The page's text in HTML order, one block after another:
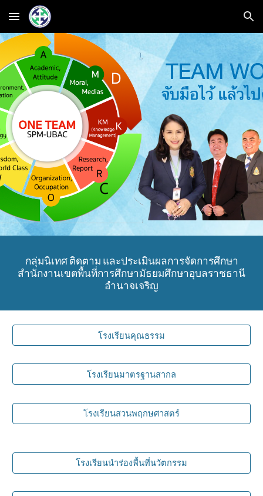
Skip to main content Skip to navigation
กลุ่มนิเทศ ติดตาม และประเมินผลการจัดการศึกษา
สำนักงานเขตพื้นที่การศึกษามัธยมศึกษาอุบลราชธานี
อำนาจเจริญ
โรงเรียนคุณธรรม
โรงเรียนมาตรฐานสากล
โรงเรียนสวนพฤกษศาสตร์
โรงเรียนนำร่องพื้นที่นวัตกรรม